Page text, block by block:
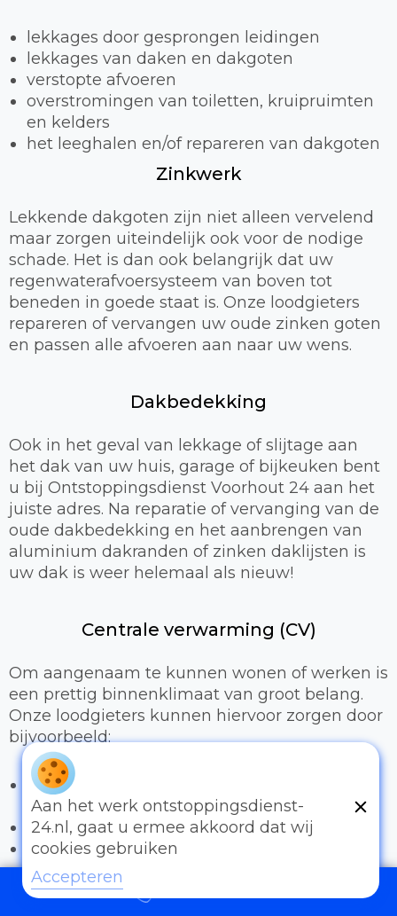
lekkages door gesprongen leidingen
lekkages van daken en dakgoten
verstopte afvoeren
overstromingen van toiletten, kruipruimten
en kelders
het leeghalen en/of repareren van dakgoten
Zinkwerk
Lekkende dakgoten zijn niet alleen vervelend
maar zorgen uiteindelijk ook voor de nodige
schade. Het is dan ook belangrijk dat uw
regenwaterafvoersysteem van boven tot
beneden in goede staat is. Onze loodgieters
repareren of vervangen uw oude zinken goten
en passen alle afvoeren aan naar uw wens.
Dakbedekking
Ook in het geval van lekkage of slijtage aan
het dak van uw huis, garage of bijkeuken bent
u bij Ontstoppingsdienst Voorhout 24 aan het
juiste adres. Na reparatie of vervanging van de
oude dakbedekking en het aanbrengen van
aluminium dakranden of zinken daklijsten is
uw dak is weer helemaal als nieuw!
Centrale verwarming (CV)
Om aangenaam te kunnen wonen of werken is
een prettig binnenklimaat van groot belang.
Onze loodgieters kunnen hiervoor zorgen door
bijvoorbeeld:
Het uitbreiden of compleet installeren van
een cv-installatie
Vervangen van radiatoren/radiatorkranen
Vloerverwarming
Aan het werk ontstoppingsdienst-
24.nl, gaat u ermee akkoord dat wij
cookies gebruiken
Accepteren